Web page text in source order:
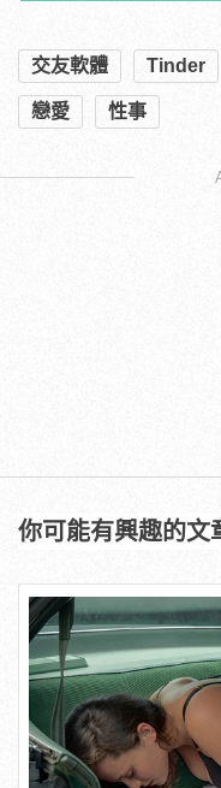
交友軟體 Tinder
戀愛 性事
你可能有興趣的文